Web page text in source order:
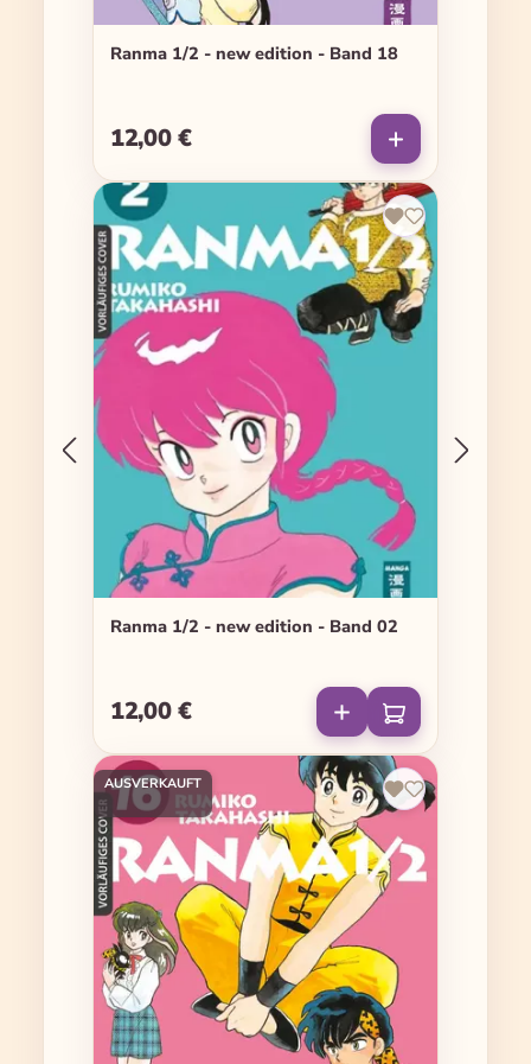
Ranma 1/2 - new edition - Band 18
Regulärer Preis:
12,00 €
Ranma 1/2 - new edition - Band 02
Regulärer Preis:
12,00 €
AUSVERKAUFT